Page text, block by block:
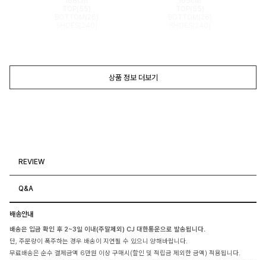
상품 정보 더보기
REVIEW
Q&A
배송안내
배송은 입금 확인 후 2~3일 이내(주말제외) CJ 대한통운으로 발송됩니다.
단, 주문량이 폭주하는 경우 배송이 지연될 수 있으니 양해바랍니다.
무료배송은 순수 결제금액 6만원 이상 구매시(할인 및 적립금 제외한 금액) 적용됩니다.